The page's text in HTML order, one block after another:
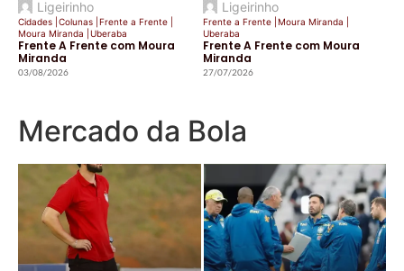
Ligeirinho
Cidades Colunas Frente a Frente
Moura Miranda
Uberaba
Frente A Frente com Moura
Miranda
03/08/2026
Ligeirinho
Frente a Frente Moura Miranda
Uberaba
Frente A Frente com Moura
Miranda
27/07/2026
Mercado da Bola